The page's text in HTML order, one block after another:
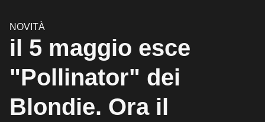
NOVITÀ
il 5 maggio esce
"Pollinator" dei
Blondie. Ora il